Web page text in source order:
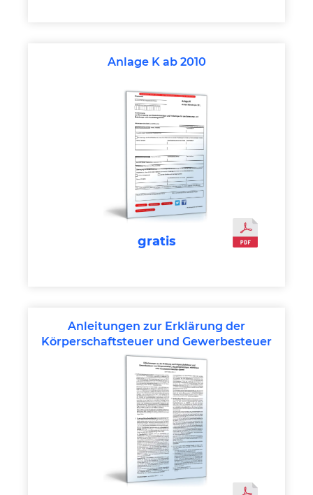
Anlage K ab 2010
gratis
Anleitungen zur Erklärung der
Körperschaftsteuer und Gewerbesteuer